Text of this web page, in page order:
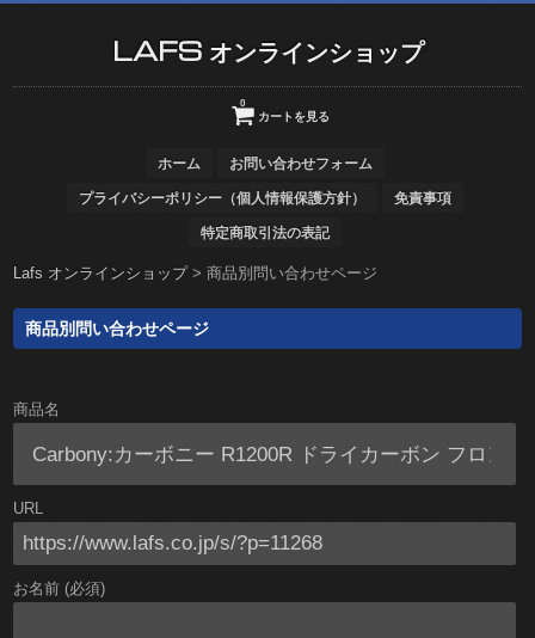
LAFS オンラインショップ
カートを見る
0
ホーム お問い合わせフォーム
プライバシーポリシー（個人情報保護方針） 免責事項
特定商取引法の表記
Lafs オンラインショップ>商品別問い合わせページ
商品別問い合わせページ
商品名
URL
お名前 (必須)